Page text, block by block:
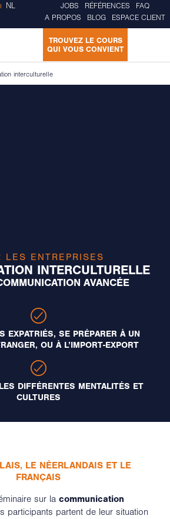
NL JOBS RÉFÉRENCES
FAQ
A PROPOS
BLOG ESPACE CLIENT
TROUVEZ LE COURS
QUI VOUS CONVIENT
interculturelle
LES ENTREPRISES
INTERCULTURELLE
AVANCÉE
EXPATRIÉS, SE PRÉPARER À UN
OU À L’IMPORT-EXPORT
DIFFÉRENTES MENTALITÉS ET
CULTURES
LE NÉERLANDAIS ET LE
FRANÇAIS
sur la communication
participants partent de leur situation